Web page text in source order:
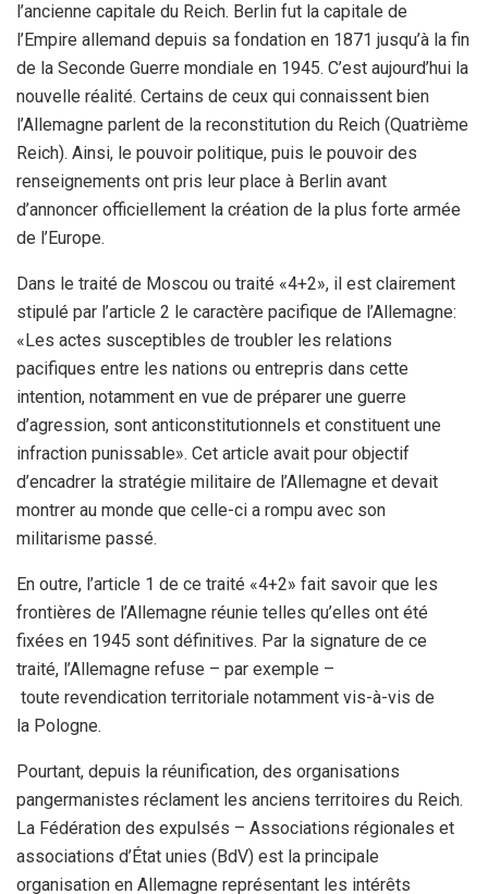
l’ancienne capitale du Reich. Berlin fut la capitale de
l’Empire allemand depuis sa fondation en 1871 jusqu’à la fin
de la Seconde Guerre mondiale en 1945. C’est aujourd’hui la
nouvelle réalité. Certains de ceux qui connaissent bien
l’Allemagne parlent de la reconstitution du Reich (Quatrième
Reich). Ainsi, le pouvoir politique, puis le pouvoir des
renseignements ont pris leur place à Berlin avant
d’annoncer officiellement la création de la plus forte armée
de l’Europe.
Dans le traité de Moscou ou traité «4+2», il est clairement
stipulé par l’article 2 le caractère pacifique de l’Allemagne:
«Les actes susceptibles de troubler les relations
pacifiques entre les nations ou entrepris dans cette
intention, notamment en vue de préparer une guerre
d’agression, sont anticonstitutionnels et constituent une
infraction punissable». Cet article avait pour objectif
d’encadrer la stratégie militaire de l’Allemagne et devait
montrer au monde que celle-ci a rompu avec son
militarisme passé.
En outre, l’article 1 de ce traité «4+2» fait savoir que les
frontières de l’Allemagne réunie telles qu’elles ont été
fixées en 1945 sont définitives. Par la signature de ce
traité, l’Allemagne refuse – par exemple –
toute revendication territoriale notamment vis-à-vis de
la Pologne.
Pourtant, depuis la réunification, des organisations
pangermanistes réclament les anciens territoires du Reich.
La Fédération des expulsés – Associations régionales et
associations d’État unies (BdV) est la principale
organisation en Allemagne représentant les intérêts